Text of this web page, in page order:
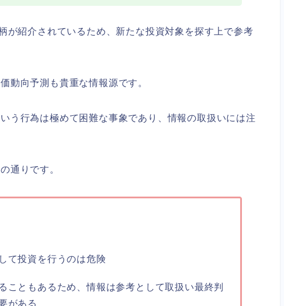
が紹介されているため、新たな投資対象を探す上で参考
動向予測も貴重な情報源です。
う行為は極めて困難な事象であり、情報の取扱いには注
通りです。
て投資を行うのは危険
こともあるため、情報は参考として取扱い最終判
がある